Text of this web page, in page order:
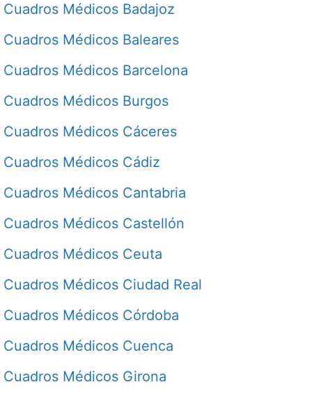
Cuadros Médicos Badajoz
Cuadros Médicos Baleares
Cuadros Médicos Barcelona
Cuadros Médicos Burgos
Cuadros Médicos Cáceres
Cuadros Médicos Cádiz
Cuadros Médicos Cantabria
Cuadros Médicos Castellón
Cuadros Médicos Ceuta
Cuadros Médicos Ciudad Real
Cuadros Médicos Córdoba
Cuadros Médicos Cuenca
Cuadros Médicos Girona